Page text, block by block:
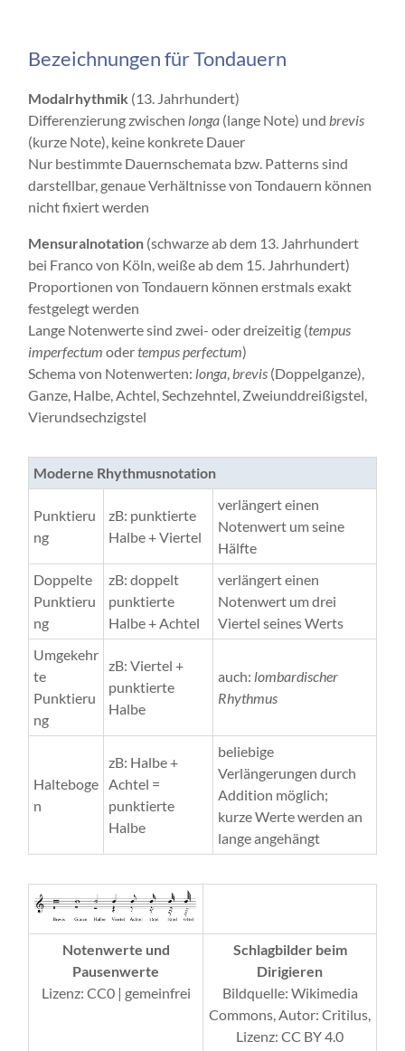
Bezeichnungen für Tondauern
Modalrhythmik (13. Jahrhundert)
Differenzierung zwischen longa (lange Note) und brevis
(kurze Note), keine konkrete Dauer
Nur bestimmte Dauernschemata bzw. Patterns sind
darstellbar, genaue Verhältnisse von Tondauern können
nicht fixiert werden
Mensuralnotation (schwarze ab dem 13. Jahrhundert
bei Franco von Köln, weiße ab dem 15. Jahrhundert)
Proportionen von Tondauern können erstmals exakt
festgelegt werden
Lange Notenwerte sind zwei- oder dreizeitig (tempus
imperfectum odertempus perfectum)
Schema von Notenwerten: longa,brevis (Doppelganze),
Ganze, Halbe, Achtel, Sechzehntel, Zweiunddreißigstel,
Vierundsechzigstel
Moderne Rhythmusnotation
Punktieru
ng
zB: punktierte
Halbe + Viertel
verlängert einen
Notenwert um seine
Hälfte
Doppelte
Punktieru
ng
zB: doppelt
punktierte
Halbe + Achtel
verlängert einen
Notenwert um drei
Viertel seines Werts
Umgekehr
te
Punktieru
ng
zB: Viertel +
punktierte
Halbe
auch: lombardischer
Rhythmus
Halteboge
n
zB: Halbe +
Achtel =
punktierte
Halbe
beliebige
Verlängerungen durch
Addition möglich;
kurze Werte werden an
lange angehängt
Notenwerte und
Pausenwerte
Lizenz: CC0 | gemeinfrei
Schlagbilder beim
Dirigieren
Bildquelle: Wikimedia
Commons, Autor: Critilus,
Lizenz: CC BY 4.0